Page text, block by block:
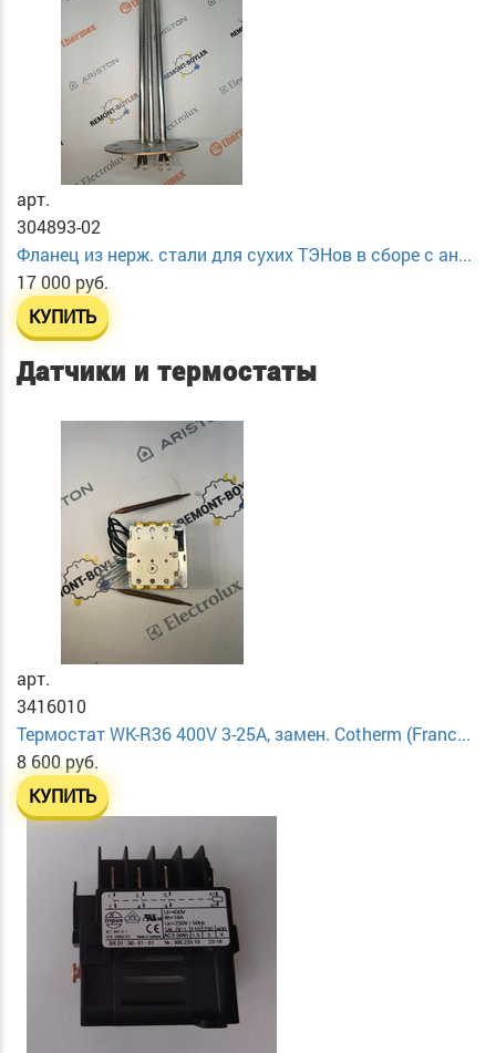
арт.
304893-02
Фланец из нерж. стали для сухих ТЭНов в сборе с ан...
17 000 руб.
КУПИТЬ
Датчики и термостаты
арт.
3416010
Термостат WK-R36 400V 3-25A, замен. Cotherm (Franc...
8 600 руб.
КУПИТЬ